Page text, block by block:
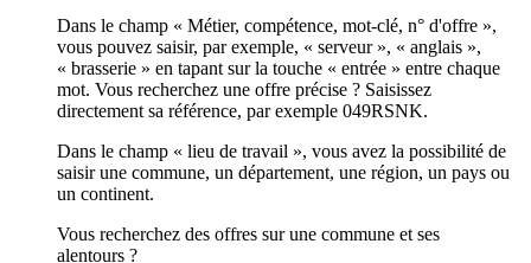
Dans le champ « Métier, compétence, mot-clé, n° d'offre »,
vous pouvez saisir, par exemple, « serveur », « anglais »,
« brasserie » en tapant sur la touche « entrée » entre chaque
mot. Vous recherchez une offre précise ? Saisissez
directement sa référence, par exemple 049RSNK.
Dans le champ « lieu de travail », vous avez la possibilité de
saisir une commune, un département, une région, un pays ou
un continent.
Vous recherchez des offres sur une commune et ses
alentours ?